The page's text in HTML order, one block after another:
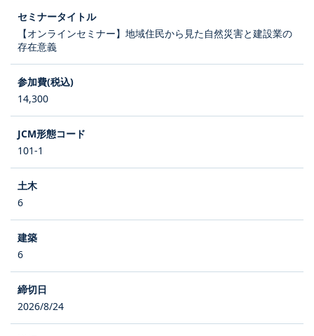
【オンラインセミナー】地域住民から見た自然災害と建設業の
存在意義
14,300
101-1
6
6
2026/8/24